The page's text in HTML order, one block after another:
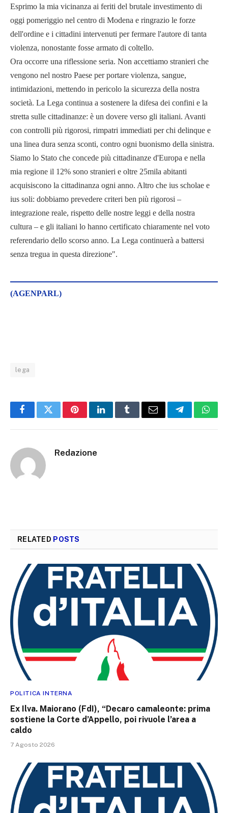
Esprimo la mia vicinanza ai feriti del brutale investimento di
oggi pomeriggio nel centro di Modena e ringrazio le forze
dell'ordine e i cittadini intervenuti per fermare l'autore di tanta
violenza, nonostante fosse armato di coltello.
Ora occorre una riflessione seria. Non accettiamo stranieri che
vengono nel nostro Paese per portare violenza, sangue,
intimidazioni, mettendo in pericolo la sicurezza della nostra
società. La Lega continua a sostenere la difesa dei confini e la
stretta sulle cittadinanze: è un dovere verso gli italiani. Avanti
con controlli più rigorosi, rimpatri immediati per chi delinque e
una linea dura senza sconti, contro ogni buonismo della sinistra.
Siamo lo Stato che concede più cittadinanze d'Europa e nella
mia regione il 12% sono stranieri e oltre 25mila abitanti
acquisiscono la cittadinanza ogni anno. Altro che ius scholae e
ius soli: dobbiamo prevedere criteri ben più rigorosi –
integrazione reale, rispetto delle nostre leggi e della nostra
cultura – e gli italiani lo hanno certificato chiaramente nel voto
referendario dello scorso anno. La Lega continuerà a battersi
senza tregua in questa direzione".
(AGENPARL)
lega
FacebookTwitterPinterestLinkedInTumblrEmail Telegram
Redazione
RELATED POSTS
POLITICA INTERNA
Ex Ilva. Maiorano (FdI), “Decaro camaleonte: prima
sostiene la Corte d’Appello, poi rivuole l’area a
caldo
7 Agosto 2026